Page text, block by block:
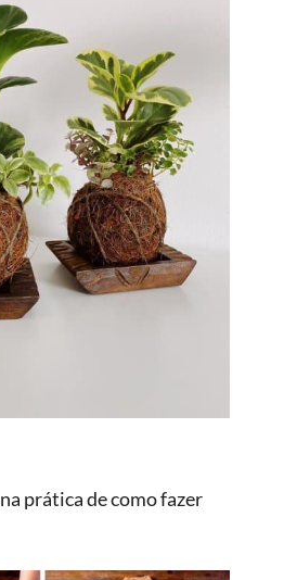
na prática de como fazer